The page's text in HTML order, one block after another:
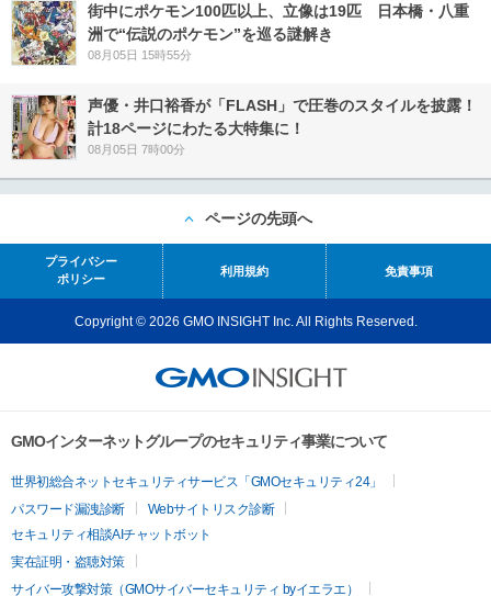
街中にポケモン100匹以上、立像は19匹 日本橋・八重
洲で“伝説のポケモン”を巡る謎解き
08月05日 15時55分
声優・井口裕香が「FLASH」で圧巻のスタイルを披露！
計18ページにわたる大特集に！
08月05日 7時00分
ページの先頭へ
プライバシー
ポリシー
利用規約 免責事項
Copyright © 2026 GMO INSIGHT Inc. All Rights Reserved.
GMOインターネットグループのセキュリティ事業について
世界初総合ネットセキュリティサービス「GMOセキュリティ24」
パスワード漏洩診断
Webサイトリスク診断
セキュリティ相談AIチャットボット
実在証明・盗聴対策
サイバー攻撃対策（GMOサイバーセキュリティ byイエラエ）